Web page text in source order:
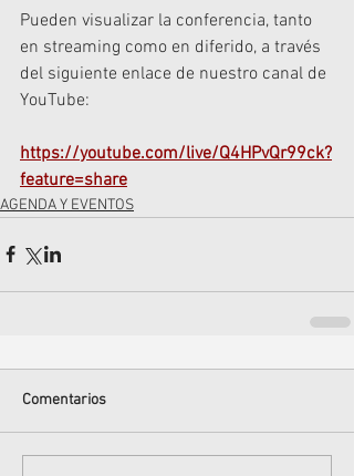
Pueden visualizar la conferencia, tanto
en streaming como en diferido, a través
del siguiente enlace de nuestro canal de
YouTube:
https://youtube.com/live/Q4HPvQr99ck?
feature=share
AGENDA Y EVENTOS
Comentarios